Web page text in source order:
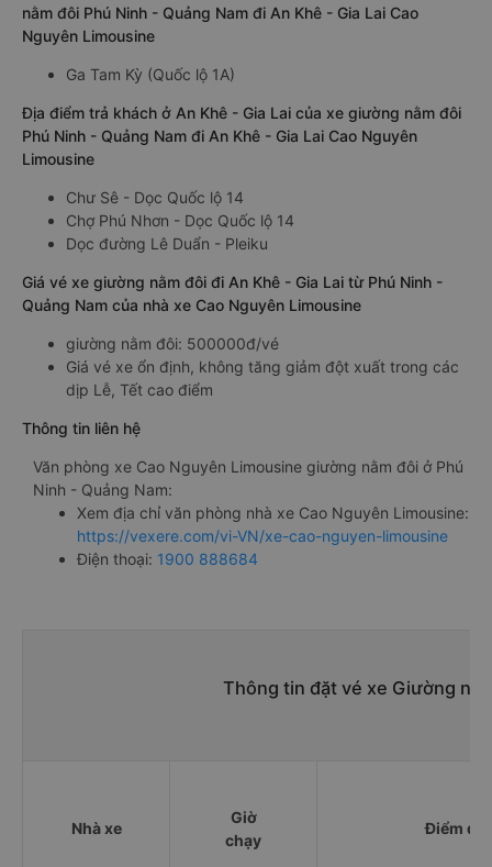
nằm đôi Phú Ninh - Quảng Nam đi An Khê - Gia Lai Cao
Nguyên Limousine
Ga Tam Kỳ (Quốc lộ 1A)
Địa điểm trả khách ở An Khê - Gia Lai của xe giường nằm đôi
Phú Ninh - Quảng Nam đi An Khê - Gia Lai Cao Nguyên
Limousine
Chư Sê - Dọc Quốc lộ 14
Chợ Phú Nhơn - Dọc Quốc lộ 14
Dọc đường Lê Duẩn - Pleiku
Giá vé xe giường nằm đôi đi An Khê - Gia Lai từ Phú Ninh -
Quảng Nam của nhà xe Cao Nguyên Limousine
giường nằm đôi: 500000đ/vé
Giá vé xe ổn định, không tăng giảm đột xuất trong các
dịp Lễ, Tết cao điểm
Thông tin liên hệ
Văn phòng xe Cao Nguyên Limousine giường nằm đôi ở Phú
Ninh - Quảng Nam:
Xem địa chỉ văn phòng nhà xe Cao Nguyên Limousine:
https://vexere.com/vi-VN/xe-cao-nguyen-limousine
Điện thoại: 1900 888684
Thông tin đặt vé xe Giường
Nhà xe
Giờ
chạy
Điểm đi